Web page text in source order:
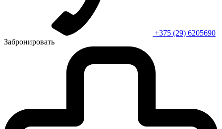
+375 (29) 6205690
Забронировать